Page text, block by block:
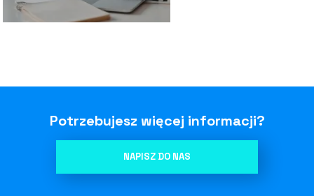
Potrzebujesz więcej informacji?
NAPISZ DO NAS